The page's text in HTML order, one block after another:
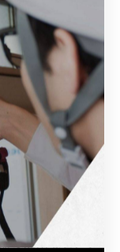
材育成に力を入
アパスと成長
であり、建築業
取り組んでい
習得の絶好の
った基本的な
の活用など、デ